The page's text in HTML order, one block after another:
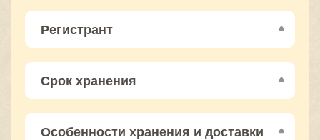
Регистрант
Срок хранения
Особенности хранения и доставки